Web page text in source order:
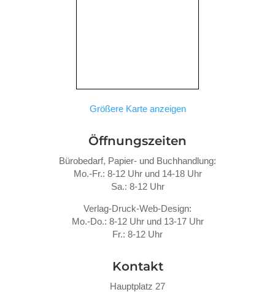
Größere Karte anzeigen
Öffnungszeiten
Bürobedarf, Papier- und Buchhandlung:
Mo.-Fr.: 8-12 Uhr und 14-18 Uhr
Sa.: 8-12 Uhr
Verlag-Druck-Web-Design:
Mo.-Do.: 8-12 Uhr und 13-17 Uhr
Fr.: 8-12 Uhr
Kontakt
Hauptplatz 27